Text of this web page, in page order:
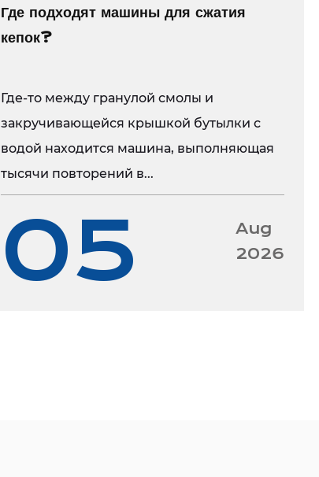
системы
строгим
гарантировать,
используем
предоставить
для производства
конструкции,
Где подходят машины для сжатия
кепок?
Где-то между гранулой смолы и
закручивающейся крышкой бутылки с
водой находится машина, выполняющая
тысячи повторений в...
05
Aug
2026